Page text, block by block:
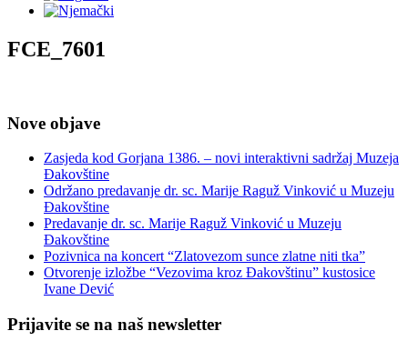
FCE_7601
Nove objave
Zasjeda kod Gorjana 1386. – novi interaktivni sadržaj Muzeja
Đakovštine
Održano predavanje dr. sc. Marije Raguž Vinković u Muzeju
Đakovštine
Predavanje dr. sc. Marije Raguž Vinković u Muzeju
Đakovštine
Pozivnica na koncert “Zlatovezom sunce zlatne niti tka”
Otvorenje izložbe “Vezovima kroz Đakovštinu” kustosice
Ivane Dević
Prijavite se na naš newsletter